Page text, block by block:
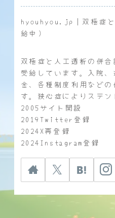
hyouhyou.jp｜双極症
給中）
双極症と人工透析の併
受給しています。入院
金、各種制度利用など
す。狭心症によりステン
2005サイト開設
2019Twitter登録
2024X再登録
2024Instagram登録